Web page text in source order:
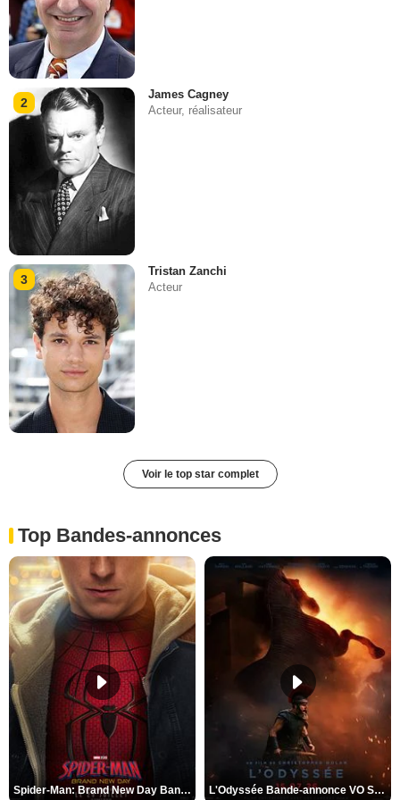
2
James Cagney
Acteur, réalisateur
3
Tristan Zanchi
Acteur
Voir le top star complet
Top Bandes-annonces
Spider-Man: Brand New Day Bande-annonce VO STFR L'Odyssée Bande-annonce VO STFR